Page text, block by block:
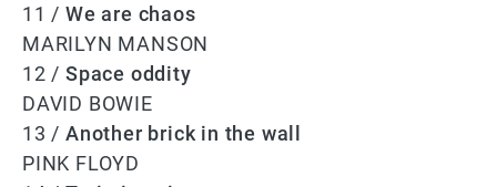
11 / We are chaos
MARILYN MANSON
12 / Space oddity
DAVID BOWIE
13 / Another brick in the wall
PINK FLOYD